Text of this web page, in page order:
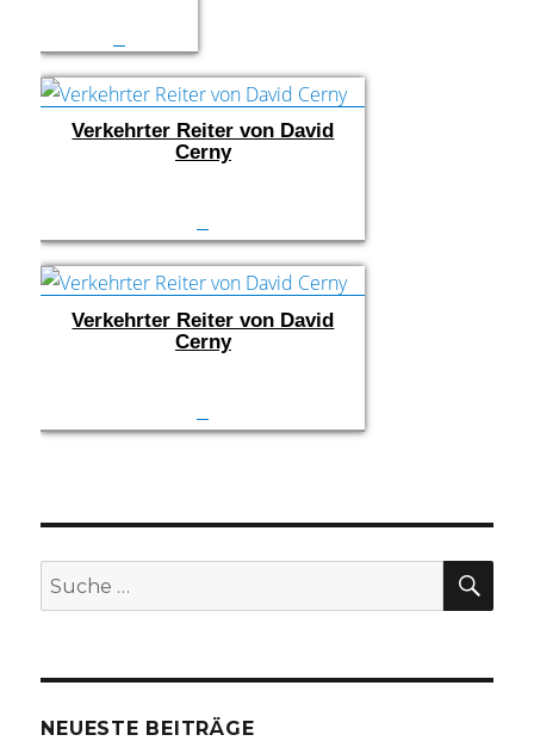
Verkehrter Reiter von David
Cerny
Verkehrter Reiter von David
Cerny
Suche
nach:
NEUESTE BEITRÄGE